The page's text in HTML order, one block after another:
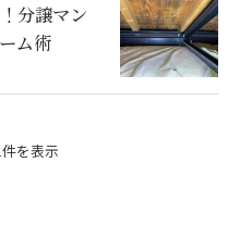
分譲マン
ム術
を表示